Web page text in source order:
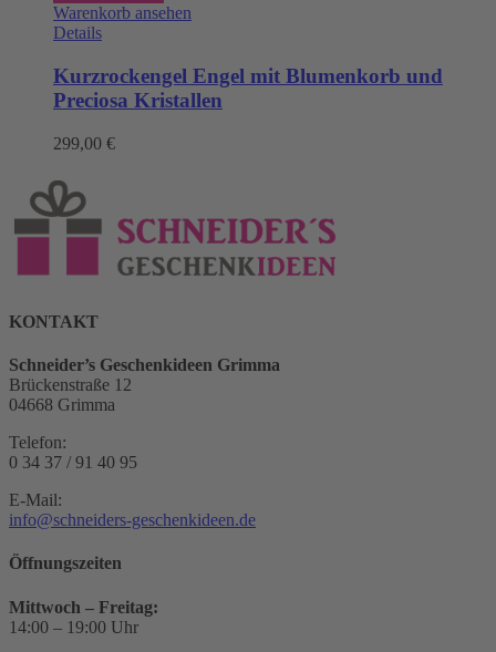
Warenkorb ansehen
Details
Kurzrockengel Engel mit Blumenkorb und
Preciosa Kristallen
299,00 €
KONTAKT
Schneider’s Geschenkideen Grimma
Brückenstraße 12
04668 Grimma
Telefon:
0 34 37 / 91 40 95
E-Mail:
info@schneiders-geschenkideen.de
Öffnungszeiten
Mittwoch – Freitag:
14:00 – 19:00 Uhr